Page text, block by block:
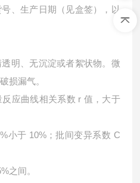
、生产日期（见盒签），以
明、无沉淀或者絮状物。微
损漏气。
应曲线相关系数 r 值，大于
小于 10%；批间变异系数 C
之间。